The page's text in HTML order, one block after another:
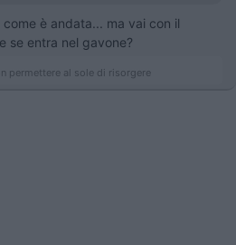
è andata... ma vai con il
se entra nel gavone?
permettere al sole di risorgere